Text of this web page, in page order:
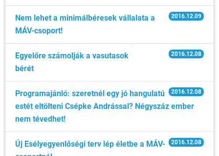
2016.12.09
Nem lehet a minimálbéresek vállalata a
MÁV-csoport!
2016.12.08
Egyelőre számolják a vasutasok
bérét
2016.12.08
Programajánló: szeretnél egy jó hangulatú
estét eltölteni Csépke Andrással? Négyszáz ember
nem tévedhet!
2016.12.08
Új Esélyegyenlőségi terv lép életbe a MÁV-